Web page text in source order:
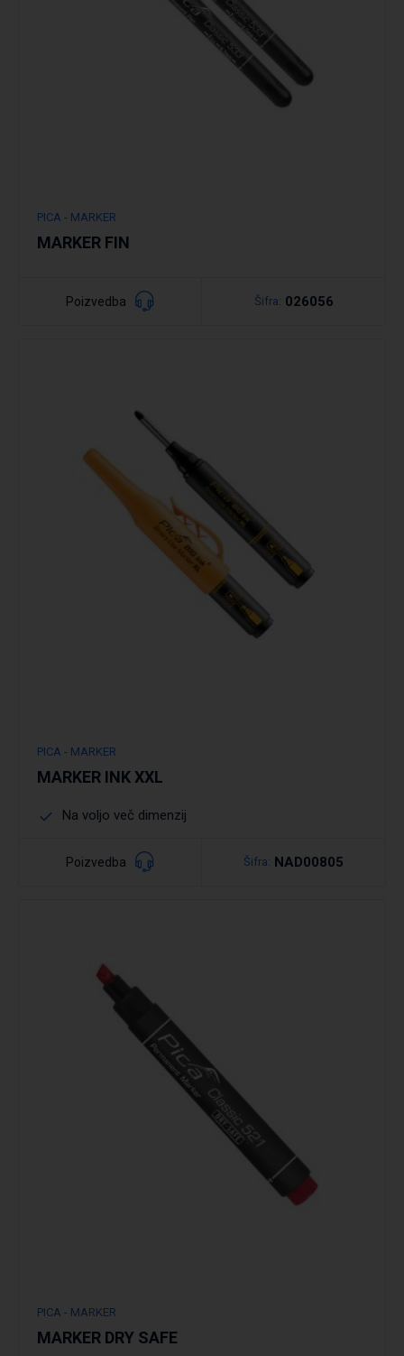
Podrobno
PICA - MARKER
MARKER FIN
Poizvedba Šifra: 026056
Podrobno
PICA - MARKER
MARKER INK XXL
Na voljo več dimenzij
Poizvedba Šifra: NAD00805
PICA - MARKER
MARKER DRY SAFE